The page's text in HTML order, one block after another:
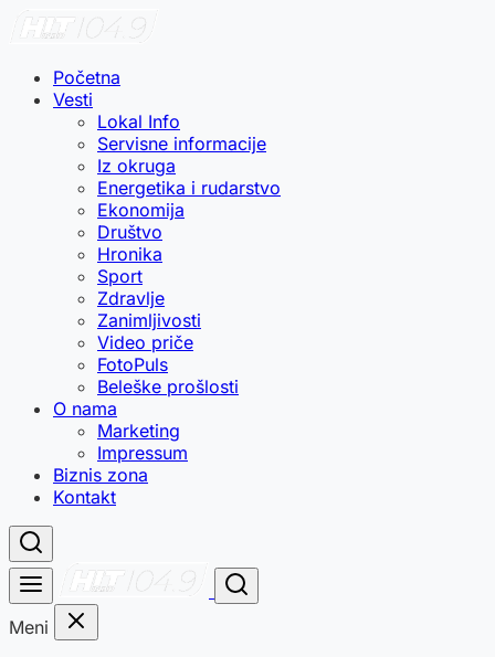
Početna
Vesti
Lokal Info
Servisne informacije
Iz okruga
Energetika i rudarstvo
Ekonomija
Društvo
Hronika
Sport
Zdravlje
Zanimljivosti
Video priče
FotoPuls
Beleške prošlosti
O nama
Marketing
Impressum
Biznis zona
Kontakt
Meni